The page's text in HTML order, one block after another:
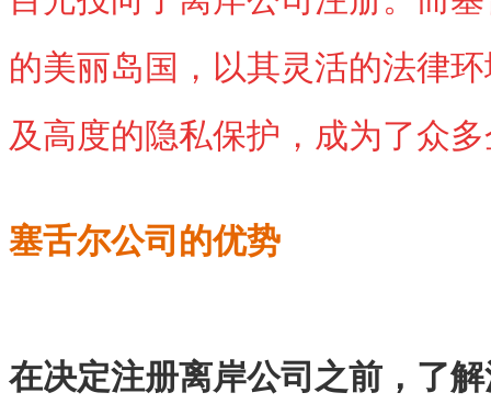
的美丽岛国，以其灵活的法律
及高度的隐私保护，成为了众
塞舌尔公司的优势
在决定注册离岸公司之前，了